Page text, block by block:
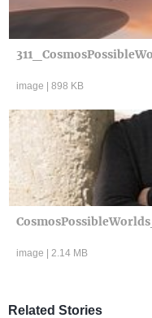
image | 898 KB
image | 2.14 MB
Related Stories